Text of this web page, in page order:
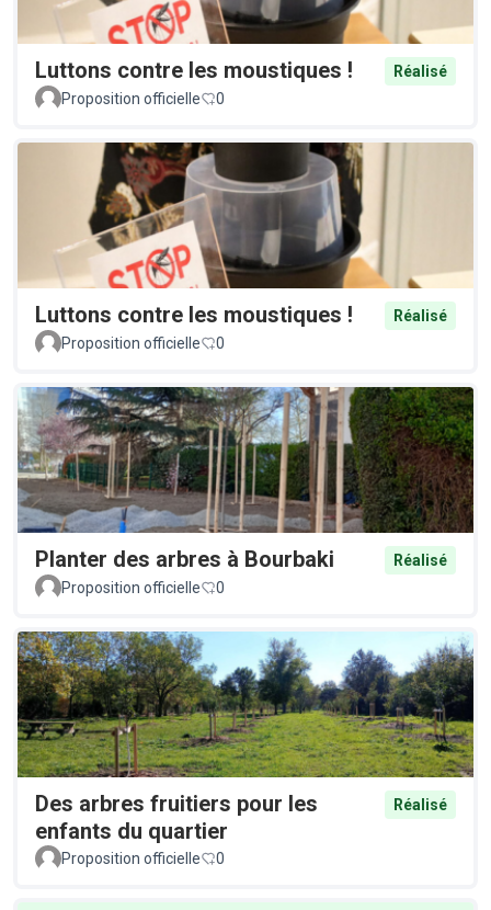
Luttons contre les moustiques !
Réalisé
Proposition officielle
0
Luttons contre les moustiques !
Réalisé
Proposition officielle
0
Planter des arbres à Bourbaki
Réalisé
Proposition officielle
0
Des arbres fruitiers pour les
enfants du quartier
Réalisé
Proposition officielle 0